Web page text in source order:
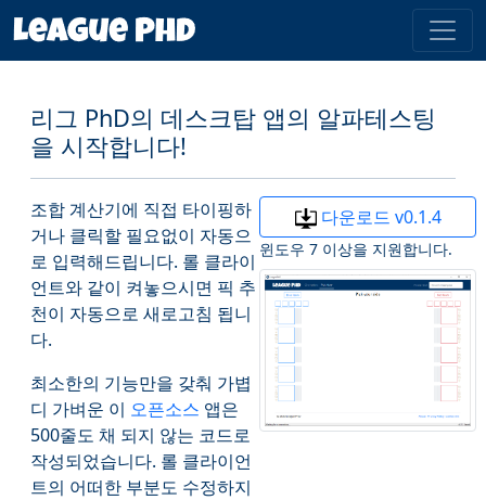
리그 PhD의 데스크탑 앱의 알파테스팅
을 시작합니다!
조합 계산기에 직접 타이핑하
거나 클릭할 필요없이 자동으
로 입력해드립니다. 롤 클라이
언트와 같이 켜놓으시면 픽 추
천이 자동으로 새로고침 됩니
다.
최소한의 기능만을 갖춰 가볍
디 가벼운 이 오픈소스 앱은
500줄도 채 되지 않는 코드로
작성되었습니다. 롤 클라이언
트의 어떠한 부분도 수정하지
다운로드 v0.1.4
윈도우 7 이상을 지원합니다.